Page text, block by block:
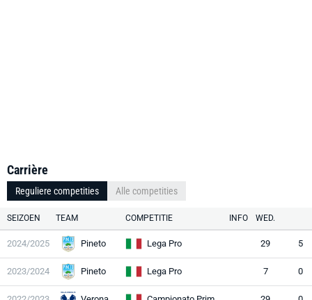
Carrière
Reguliere competities Alle competities
SEIZOEN TEAM COMPETITIE INFO WED.
2024/2025 Pineto Lega Pro 29 5
2023/2024 Pineto Lega Pro 7 0